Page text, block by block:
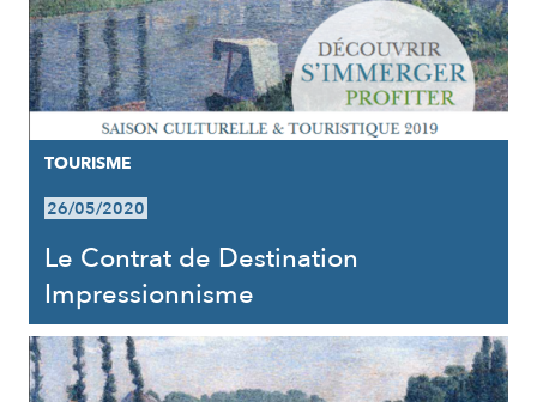
TOURISME
26/05/2020
Le Contrat de Destination
Impressionnisme